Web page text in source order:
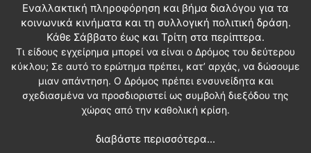
Εναλλακτική πληροφόρηση και βήμα διαλόγου για τα
κοινωνικά κινήματα και τη συλλογική πολιτική δράση.
Κάθε Σάββατο έως και Τρίτη στα περίπτερα.
Τι είδους εγχείρημα μπορεί να είναι ο Δρόμος του δεύτερου
κύκλου; Σε αυτό το ερώτημα πρέπει, κατ’ αρχάς, να δώσουμε
μιαν απάντηση. Ο Δρόμος πρέπει ενσυνείδητα και
σχεδιασμένα να προσδιοριστεί ως συμβολή διεξόδου της
χώρας από την καθολική κρίση.
διαβάστε περισσότερα...